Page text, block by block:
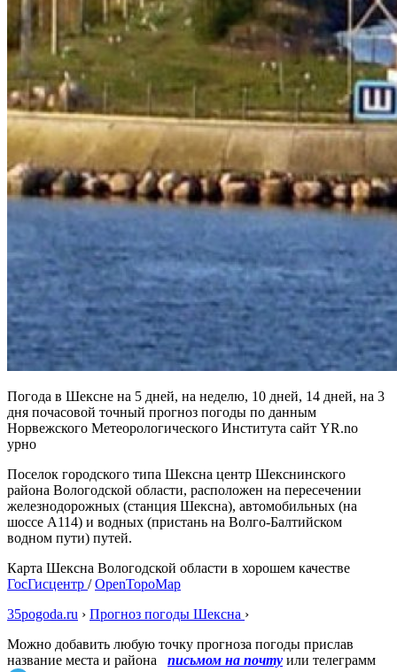
Погода в Шексне на 5 дней, на неделю, 10 дней, 14 дней, на 3
дня почасовой точный прогноз погоды по данным
Норвежского Метеорологического Института сайт YR.no
урно
Поселок городского типа Шексна центр Шекснинского
района Вологодской области, расположен на пересечении
железнодорожных (станция Шексна), автомобильных (на
шоссе А114) и водных (пристань на Волго-Балтийском
водном пути) путей.
Карта Шексна Вологодской области в хорошем качестве
ГосГисцентр /OpenTopoMap
35pogoda.ru › Прогноз погоды Шексна ›
Можно добавить любую точку прогноза погоды прислав
название места и района
письмом на почту или телеграмм